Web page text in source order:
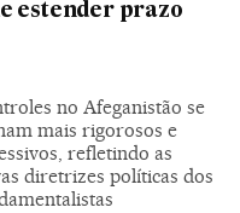
estender prazo
no Afeganistão se
mais rigorosos e
refletindo as
diretrizes políticas dos